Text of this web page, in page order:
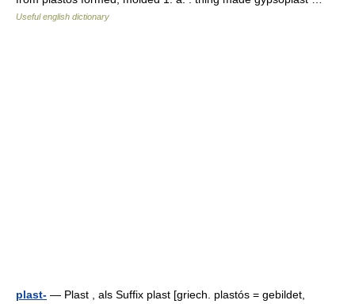
Useful english dictionary
plast- — Plast , als Suffix plast [griech. plastós = gebildet,